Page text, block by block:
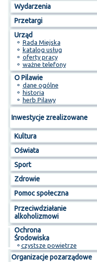
Wydarzenia
Przetargi
Urząd
⚬ Rada Miejska
⚬ katalog usług
⚬ oferty pracy
⚬ ważne telefony
O Pilawie
⚬ dane ogólne
⚬ historia
⚬ herb Pilawy
Inwestycje zrealizowane
Kultura
Oświata
Sport
Zdrowie
Pomoc społeczna
Przeciwdziałanie
alkoholizmowi
Ochrona
Środowiska
⚬ czystsze powietrze
Organizacje pozarządowe